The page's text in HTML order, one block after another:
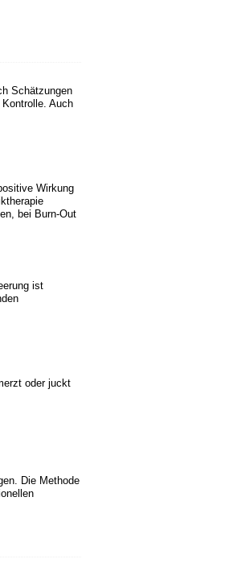
Schätzungen
Auch
Wirkung
bei Burn-Out
ist
oder juckt
Die Methode